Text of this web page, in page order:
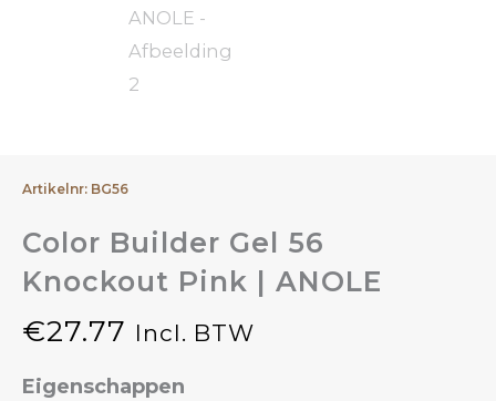
Artikelnr: BG56
Color Builder Gel 56
Knockout Pink | ANOLE
€27.77 Incl. BTW
Eigenschappen